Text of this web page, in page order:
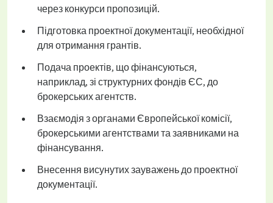
через конкурси пропозицій.
Підготовка проектної документації, необхідної
для отримання грантів.
Подача проектів, що фінансуються,
наприклад, зі структурних фондів ЄС, до
брокерських агентств.
Взаємодія з органами Європейської комісії,
брокерськими агентствами та заявниками на
фінансування.
Внесення висунутих зауважень до проектної
документації.